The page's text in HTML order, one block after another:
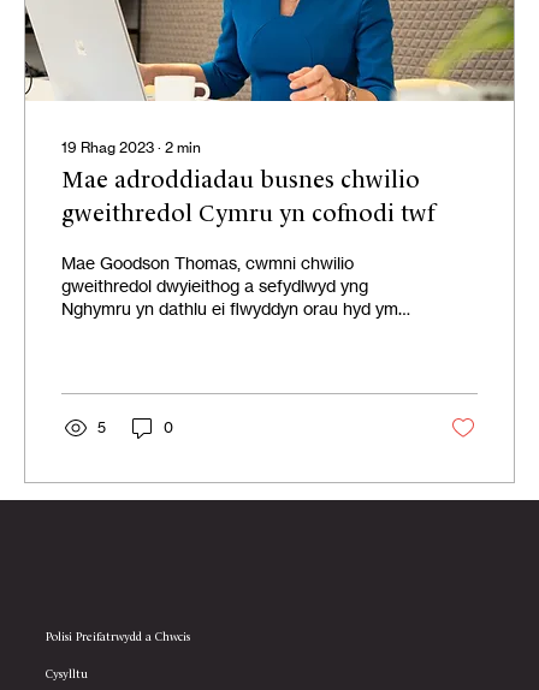
19 Rhag 2023 ∙ 2 min
Mae adroddiadau busnes chwilio
gweithredol Cymru yn cofnodi twf
Mae Goodson Thomas, cwmni chwilio
gweithredol dwyieithog a sefydlwyd yng
Nghymru yn dathlu ei flwyddyn orau hyd yma.
5 0
Polisi Preifatrwydd a Chwcis
Cysylltu